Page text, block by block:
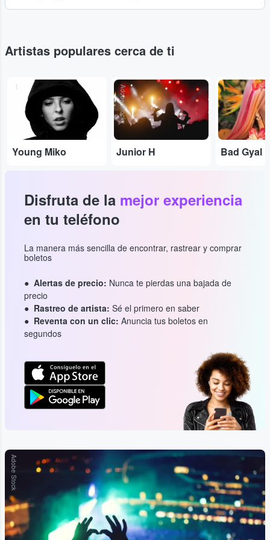
Artistas populares cerca de ti
...
Young Miko
Adobe Stock
Junior H
...
Bad Gyal
Disfruta de la mejor experiencia
en tu teléfono
La manera más sencilla de encontrar, rastrear y comprar
boletos
Alertas de precio: Nunca te pierdas una bajada de
precio
Rastreo de artista: Sé el primero en saber
Reventa con un clic: Anuncia tus boletos en
segundos
Adobe Stock